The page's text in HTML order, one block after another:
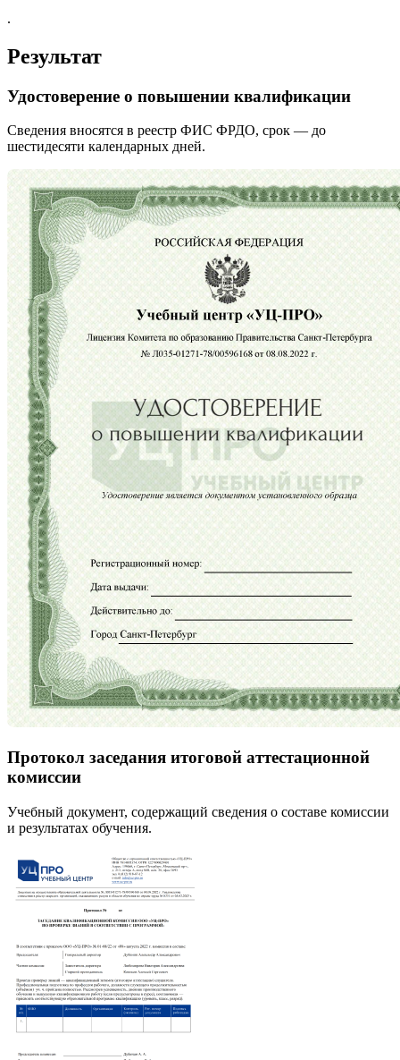
.
Результат
Удостоверение о повышении квалификации
Сведения вносятся в реестр ФИС ФРДО, срок — до
шестидесяти календарных дней.
Протокол заседания итоговой аттестационной
комиссии
Учебный документ, содержащий сведения о составе комиссии
и результатах обучения.